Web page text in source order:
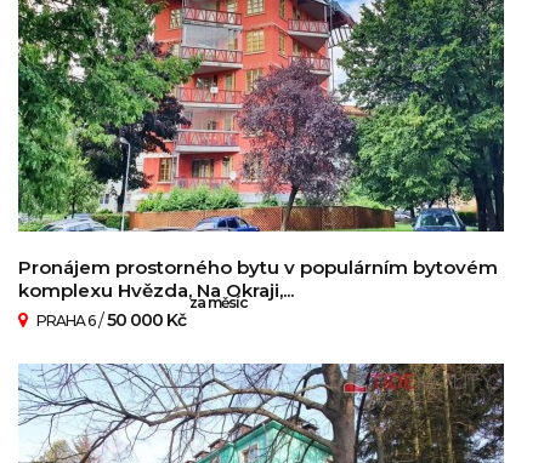
Pronájem prostorného bytu v populárním bytovém
komplexu Hvězda, Na Okraji,...
PRAHA 6/50 000 Kč
za měsíc